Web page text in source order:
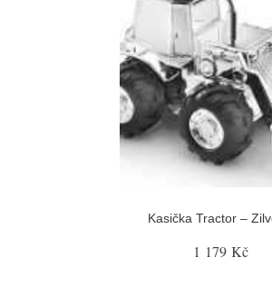
Kasička Tractor –
1 179 Kč